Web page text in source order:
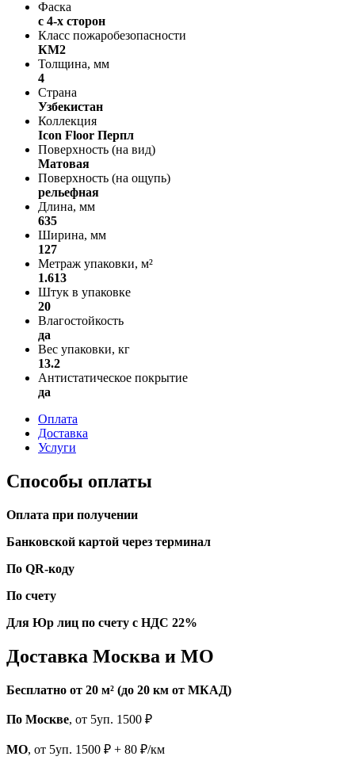
Фаска
с 4-х сторон
Класс пожаробезопасности
КМ2
Толщина, мм
4
Страна
Узбекистан
Коллекция
Icon Floor Перпл
Поверхность (на вид)
Матовая
Поверхность (на ощупь)
рельефная
Длина, мм
635
Ширина, мм
127
Метраж упаковки, м²
1.613
Штук в упаковке
20
Влагостойкость
да
Вес упаковки, кг
13.2
Антистатическое покрытие
да
Оплата
Доставка
Услуги
Способы оплаты
Оплата при получении
Банковской картой через терминал
По QR-коду
По счету
Для Юр лиц по счету с НДС 22%
Доставка Москва и МО
Бесплатно от 20 м² (до 20 км от МКАД)
По Москве, от 5уп. 1500 ₽
МО, от 5уп. 1500 ₽ + 80 ₽/км